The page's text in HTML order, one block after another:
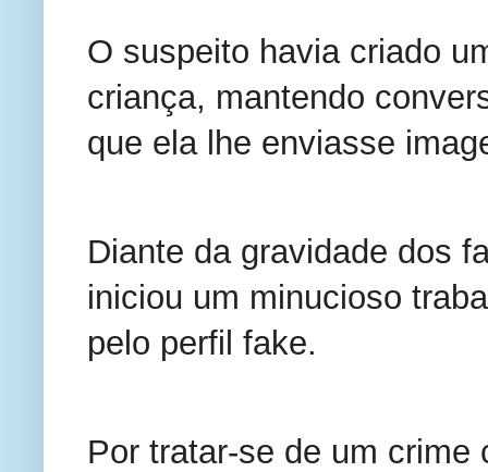
O suspeito havia criado
criança, mantendo
que ela lhe enviasse
Diante da gravidade dos
iniciou um minucioso
pelo perfil fake.
Por tratar-se de um